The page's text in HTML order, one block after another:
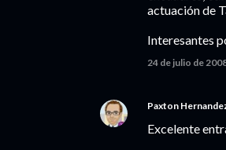
actuación de
Interesantes
24 de julio de
Paxton
Excelente